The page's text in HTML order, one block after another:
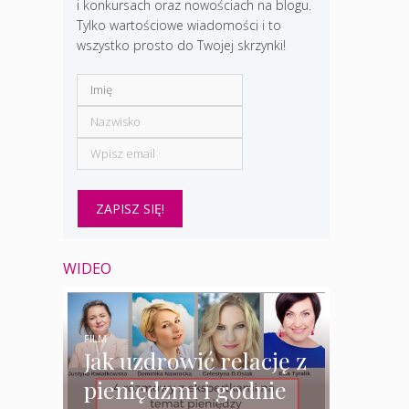
i konkursach oraz nowościach na blogu.
Tylko wartościowe wiadomości i to
wszystko prosto do Twojej skrzynki!
WIDEO
Jak uzdrowić relację z
pieniędzmi i godnie
FILM